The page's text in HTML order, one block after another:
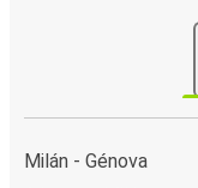
Milán - Génova